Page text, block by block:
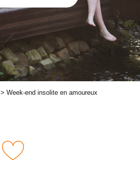
> Week-end insolite en amoureux